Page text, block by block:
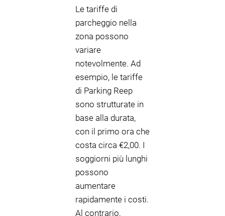
Le tariffe di
parcheggio nella
zona possono
variare
notevolmente. Ad
esempio, le tariffe
di Parking Reep
sono strutturate in
base alla durata,
con il primo ora che
costa circa €2,00. I
soggiorni più lunghi
possono
aumentare
rapidamente i costi.
Al contrario,